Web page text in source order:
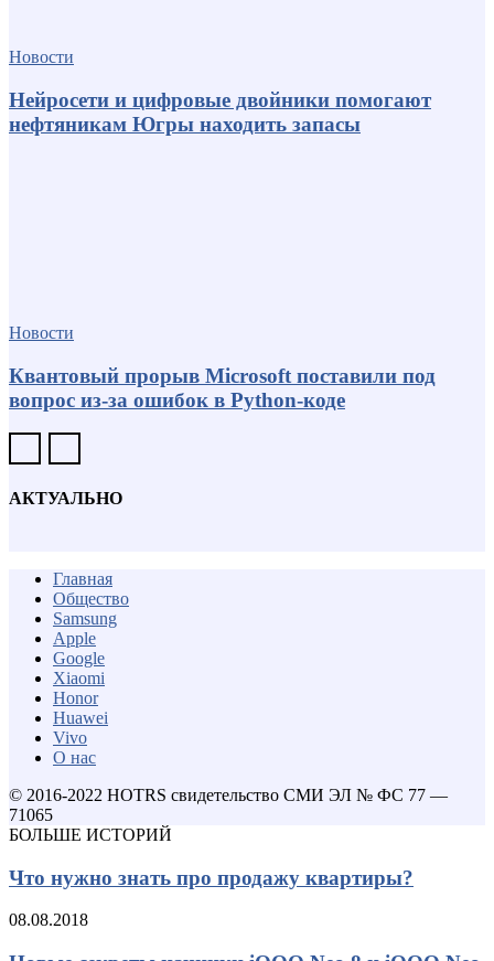
Новости
Нейросети и цифровые двойники помогают
нефтяникам Югры находить запасы
Новости
Квантовый прорыв Microsoft поставили под
вопрос из-за ошибок в Python-коде
АКТУАЛЬНО
Главная
Общество
Samsung
Apple
Google
Xiaomi
Honor
Huawei
Vivo
О нас
© 2016-2022 HOTRS свидетельство СМИ ЭЛ № ФС 77 —
71065
БОЛЬШЕ ИСТОРИЙ
Что нужно знать про продажу квартиры?
08.08.2018